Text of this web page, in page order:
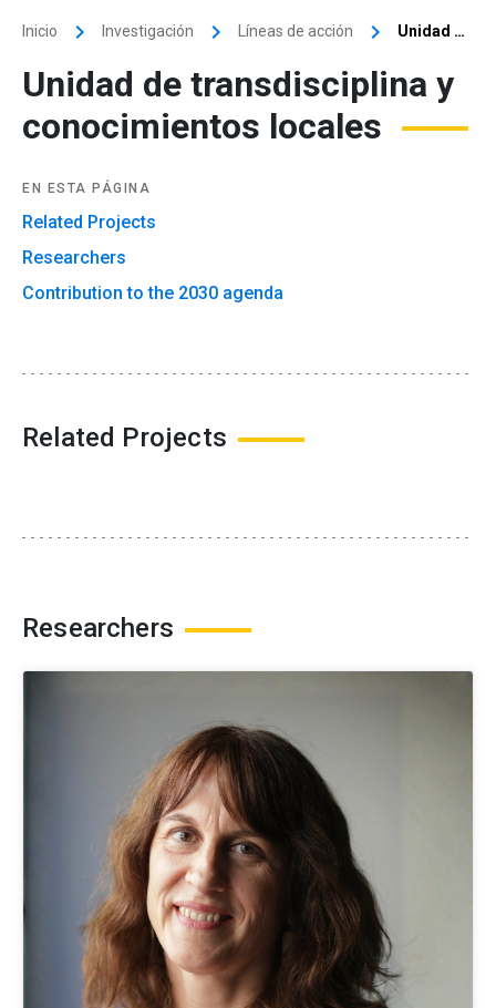
Inicio keyboard_arrow_right Investigación keyboard_arrow_right Líneas de acción keyboard_arrow_right Unidad de transdisciplina y conocimientos locales
Unidad de transdisciplina y
conocimientos locales
EN ESTA PÁGINA
Related Projects
Researchers
Contribution to the 2030 agenda
Related Projects
Researchers